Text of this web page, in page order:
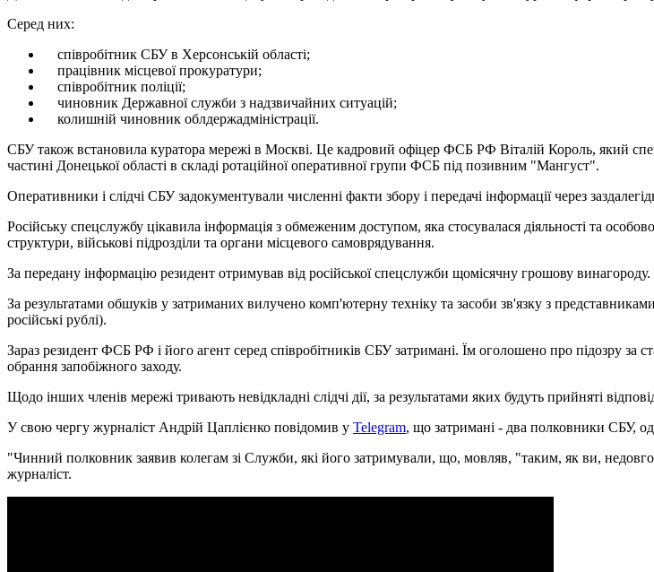
Серед них:
співробітник СБУ в Херсонській області;
працівник місцевої прокуратури;
співробітник поліції;
чиновник Державної служби з надзвичайних ситуацій;
колишній чиновник облдержадміністрації.
СБУ також встановила куратора мережі в Москві. Це кадровий офіцер ФСБ РФ Віталій Король, який
частині Донецької області в складі ротаційної оперативної групи ФСБ під позивним "Мангуст".
Оперативники і слідчі СБУ задокументували численні факти збору і передачі інформації через
Російську спецслужбу цікавила інформація з обмеженим доступом, яка стосувалася діяльності та
структури, військові підрозділи та органи місцевого самоврядування.
За передану інформацію резидент отримував від російської спецслужби щомісячну грошову винагороду.
За результатами обшуків у затриманих вилучено комп'ютерну техніку та засоби зв'язку з
російські рублі).
Зараз резидент ФСБ РФ і його агент серед співробітників СБУ затримані. Їм оголошено про підозру
обрання запобіжного заходу.
Щодо інших членів мережі тривають невідкладні слідчі дії, за результатами яких будуть прийняті
У свою чергу журналіст Андрій Цаплієнко повідомив у Telegram, що затримані - два полковники СБУ,
"Чинний полковник заявив колегам зі Служби, які його затримували, що, мовляв, "таким, як ви,
журналіст.